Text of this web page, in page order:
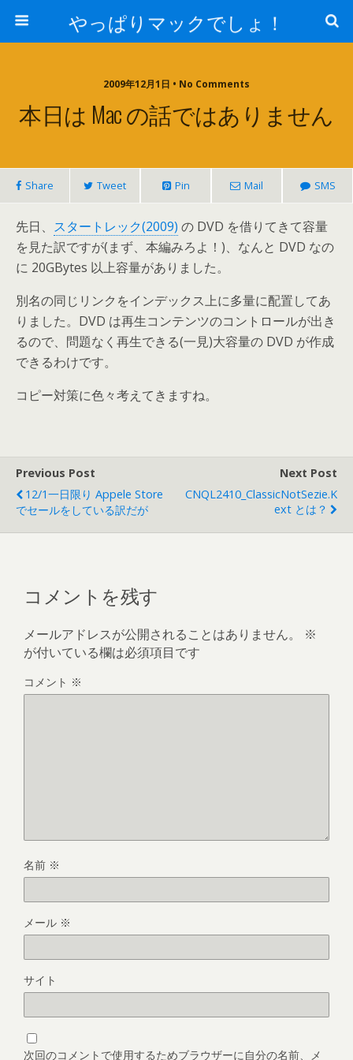
やっぱりマックでしょ！
2009年12月1日 • No Comments
本日は Mac の話ではありません
Share Tweet Pin Mail SMS
先日、 スタートレック(2009) の DVD を借りてきて容量
を見た訳ですが(まず、本編みろよ！)、なんと DVD なの
に 20GBytes 以上容量がありました。
別名の同じリンクをインデックス上に多量に配置してあ
りました。DVD は再生コンテンツのコントロールが出き
るので、問題なく再生できる(一見)大容量の DVD が作成
できるわけです。
コピー対策に色々考えてきますね。
Previous Post
12/1一日限り Appele Store
でセールをしている訳だが
Next Post
CNQL2410_ClassicNotSezie.k
Ext とは？
コメントを残す
メールアドレスが公開されることはありません。
※
が付いている欄は必須項目です
コメント ※
名前 ※
メール ※
サイト
次回のコメントで使用するためブラウザーに自分の名前、メ